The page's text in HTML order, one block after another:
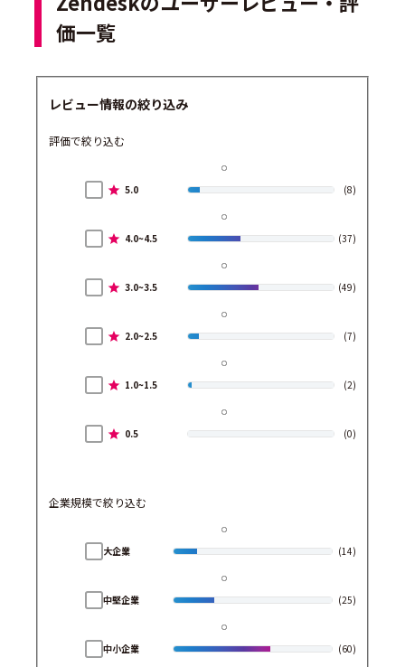
価一覧
レビュー情報の絞り込み
評価で絞り込む
5.0 (8)
4.0~4.5 (37)
3.0~3.5 (49)
2.0~2.5 (7)
1.0~1.5 (2)
0.5 (0)
企業規模で絞り込む
大企業 (14)
中堅企業 (25)
中小企業 (60)